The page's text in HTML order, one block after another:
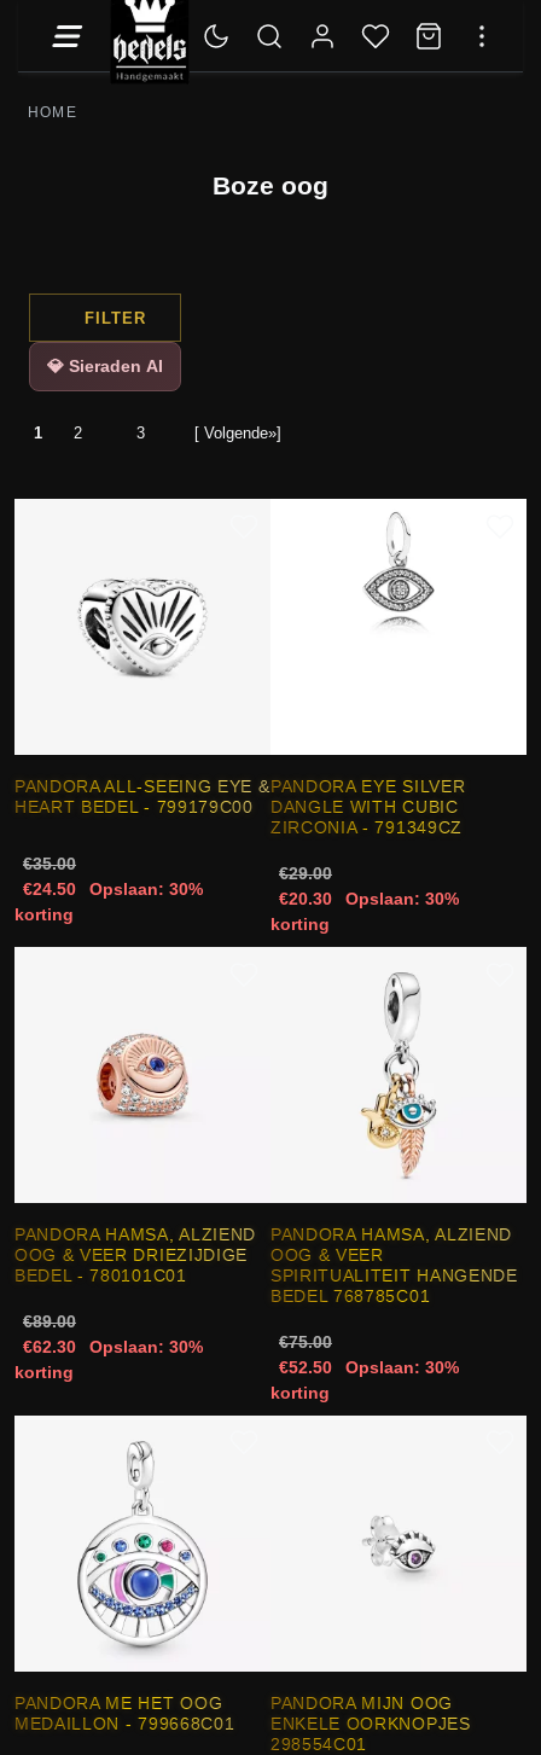
HOME
Boze oog
FILTER
💎 Sieraden AI
1 2 3 [ Volgende»]
PANDORA ALL-SEEING EYE &
HEART BEDEL - 799179C00
€35.00
€24.50
Opslaan: 30%
korting
PANDORA EYE SILVER
DANGLE WITH CUBIC
ZIRCONIA - 791349CZ
€29.00
€20.30
Opslaan: 30%
korting
PANDORA HAMSA, ALZIEND
OOG & VEER DRIEZIJDIGE
BEDEL - 780101C01
€89.00
€62.30
Opslaan: 30%
korting
PANDORA HAMSA, ALZIEND
OOG & VEER
SPIRITUALITEIT HANGENDE
BEDEL 768785C01
€75.00
€52.50
Opslaan: 30%
korting
PANDORA ME HET OOG
MEDAILLON - 799668C01
PANDORA MIJN OOG
ENKELE OORKNOPJES
298554C01